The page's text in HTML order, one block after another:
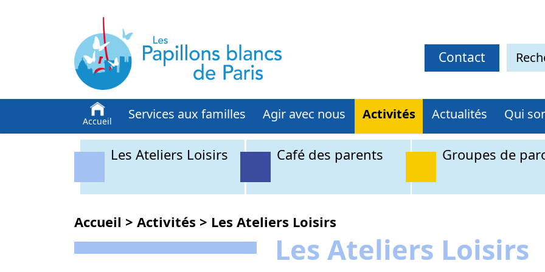
Contact
Accueil Services aux familles Agir avec nous Activités Actualités Qui
Les Ateliers Loisirs Café des parents Groupes de
Accueil > Activités > Les Ateliers Loisirs
Les Ateliers Loisirs